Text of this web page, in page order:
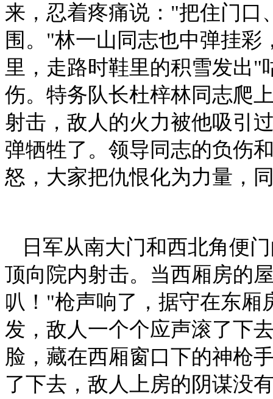
来，忍着疼痛说："把住门口
围。"林一山同志也中弹挂
里，走路时鞋里的积雪发出
伤。特务队长杜梓林同志爬
射击，敌人的火力被他吸引
弹牺牲了。领导同志的负伤
怒，大家把仇恨化为力量，
日军从南大门和西北角便
顶向院内射击。当西厢房的
叭！"枪声响了，据守在东厢
发，敌人一个个应声滚了下
脸，藏在西厢窗口下的神枪
了下去，敌人上房的阴谋没